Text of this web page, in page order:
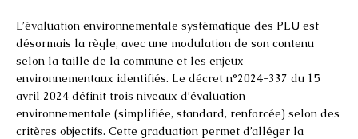
L’évaluation environnementale systématique des PLU est
désormais la règle, avec une modulation de son contenu
selon la taille de la commune et les enjeux
environnementaux identifiés. Le décret n°2024-337 du 15
avril 2024 définit trois niveaux d’évaluation
environnementale (simplifiée, standard, renforcée) selon des
critères objectifs. Cette graduation permet d’alléger la